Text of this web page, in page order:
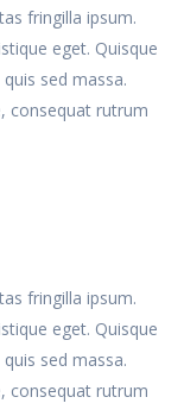
fringilla ipsum.
eget. Quisque
sed massa.
consequat rutrum
fringilla ipsum.
eget. Quisque
sed massa.
consequat rutrum